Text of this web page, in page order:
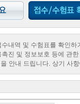
수내역 및 수험표를 확인하
진 및 정보보호 등에 관
안내 드립니다. 상기 사